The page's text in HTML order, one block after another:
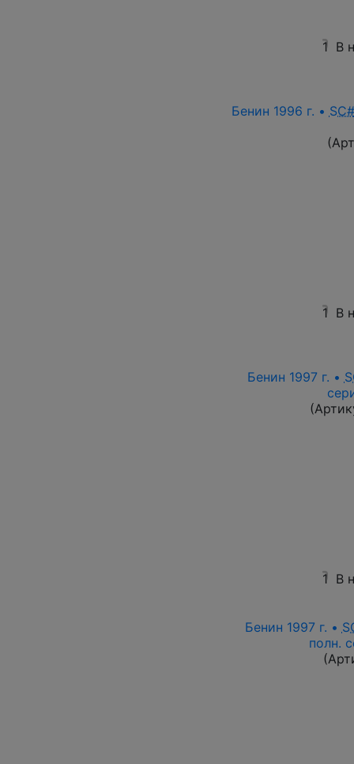
1 В
Бенин 1996 г. • SC#
1 В
Бенин 1997 г. •
1 В
Бенин 1997 г. •
полн.